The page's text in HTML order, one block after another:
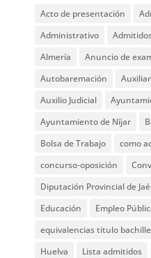
Acto de presentación
Administrativo
Almería
Anuncio de
Autobaremación
Auxilio Judicial
Ayuntamiento de Níjar
Bolsa de Trabajo
como
concurso-oposición
Diputación Provincial de
Educación
Empleo
equivalencias titulo
Huelva
Lista admitidos